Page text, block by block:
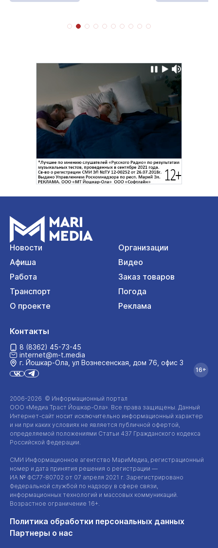
Новости
Организации
Афиша
Видео
Работа
Заказ товаров
Транспорт
Погода
О проекте
Реклама
2006-2026 © Информационный портал
ООО «Медиа Траст Йошкар-Ола». Все права защищены. Данный
Интернет-сайт носит исключительно информационный характер
и ни при каких условиях не является публичной офертой,
определяемой положениями Статьи 437 Гражданского кодекса
Российской Федерации.
СМИ Информационное агентство МариМедиа, регистрационный
номер и дата принятия решения о регистрации —
ИА № ФС77-80702 от 07 апреля 2021 г. Зарегистрировано
Федеральной службой по надзору в сфере связи,
информационных технологий и массовых коммуникаций.
Возрастное ограничение 16+.
Политика обработки персональных данных
Партнеры о нас
Контакты
8 (8362) 45-73-45
internet@m-t.media
г. Йошкар‑Ола, ул Вознесенская, дом 76, офис 3
16+